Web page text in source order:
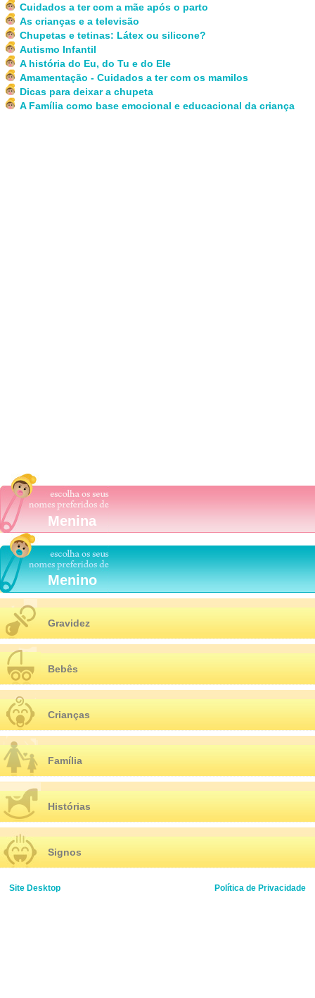
Cuidados a ter com a mãe após o parto
As crianças e a televisão
Chupetas e tetinas: Látex ou silicone?
Autismo Infantil
A história do Eu, do Tu e do Ele
Amamentação - Cuidados a ter com os mamilos
Dicas para deixar a chupeta
A Família como base emocional e educacional da criança
Menina
Menino
Gravidez
Bebês
Crianças
Família
Histórias
Signos
Site Desktop Política de Privacidade